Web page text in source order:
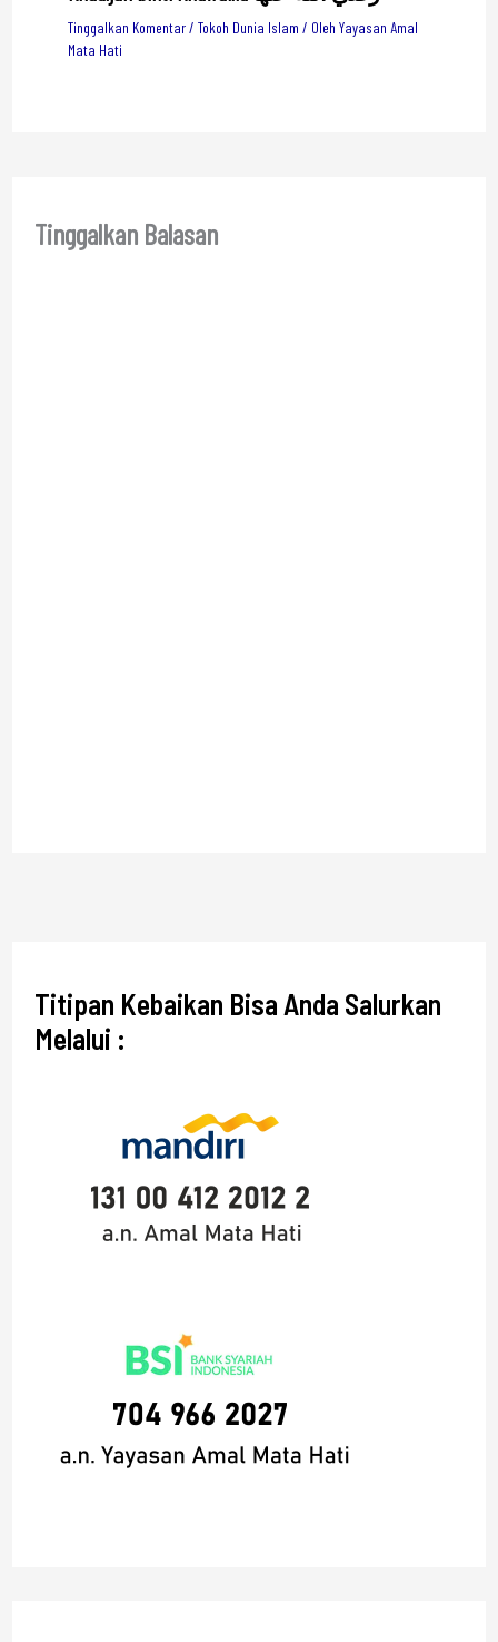
Tinggalkan Komentar/ Tokoh Dunia Islam / Oleh Yayasan Amal
Mata Hati
Tinggalkan Balasan
Titipan Kebaikan Bisa Anda Salurkan
Melalui :